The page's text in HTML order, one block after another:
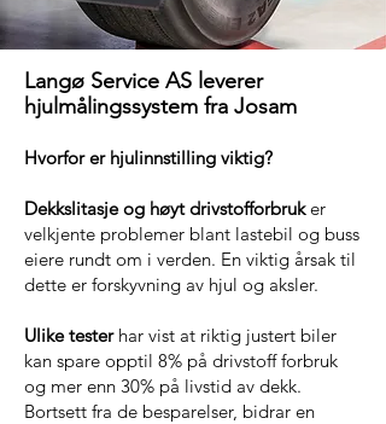
Langø Service AS leverer
hjulmålingssystem fra Josam
Hvorfor er hjulinnstilling viktig?
Dekkslitasje og høyt drivstofforbruker
velkjente problemer blant lastebil og buss
eiere rundt om i verden. En viktig årsak til
dette er forskyvning av hjul og aksler.
Ulike testerhar vist at riktig justert biler
kan spare opptil 8% på drivstoff forbruk
og mer enn 30% på livstid av dekk.
Bortsett fra de besparelser, bidrar en